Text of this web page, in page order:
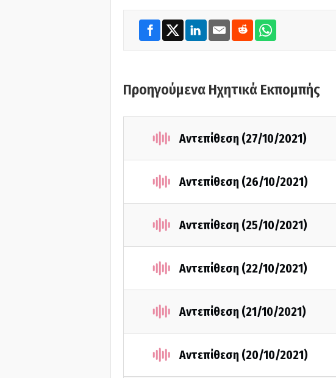
Προηγούμενα Ηχητικά Εκπομπής
Αντεπίθεση (27/10/2021)
Αντεπίθεση (26/10/2021)
Αντεπίθεση (25/10/2021)
Αντεπίθεση (22/10/2021)
Αντεπίθεση (21/10/2021)
Αντεπίθεση (20/10/2021)